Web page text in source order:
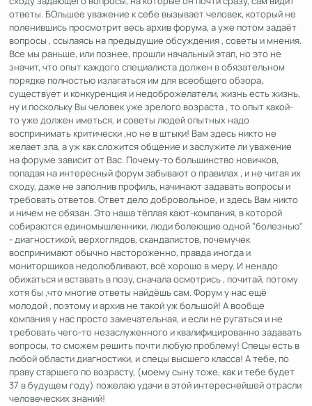
ответы. БОльшее уважение к себе вызывает человек, который не
поленившись просмотрит весь архив форума, а уже потом задаёт
вопросы , ссылаясь на предыдущие обсуждения , советы и мнения.
Все мы раньше, или познее, прошли начальный этап, но это не
значит, что опыт каждого специалиста должен в обязательном
порядке полностью излагаться им для всеобщего обзора,
существует и конкуренция и недоброжелатели, жизнь есть жизнь,
ну и поскольку Вы человек уже зрелого возраста , то опыт какой-
то уже должен иметься, и советы людей опытных надо
воспринимать критически ,но не в штыки! Вам здесь никто не
желает зла, а уж как сложится общение и заслужите ли уважение
на форуме зависит от Вас. Почему-то большинство новичков,
попадая на интересный форум забывают о правилах , и не читая их
сходу, даже не заполнив профиль, начинают задавать вопросы и
требовать ответов. Ответ дело добровольное, и здесь Вам никто
и ничем не обязан. Это наша тёплая кают-компания, в которой
собираются единомышленники, люди болеющие одной "болезнью"
- диагностикой, верхоглядов, скандалистов, почемучек
воспринимают обычно настороженно, правда иногда и
мониторщиков недолюбливают, всё хорошо в меру. И ненадо
обижаться и вставать в позу, сначала осмотрись , почитай, потому
хотя бы ,что многие ответы найдёшь сам. Форум у нас ещё
молодой , поэтому и архив не такой уж большой! А вообще
компания у нас просто замечательная, и если не ругаться и не
требовать чего-то незаслуженного и квалифицированно задавать
вопросы, то сможем решить почти любую проблему! Спецы есть в
любой области диагностики, и спецы высшего класса! А тебе, по
праву старшего по возрасту, (моему сыну тоже, как и тебе будет
37 в будущем году) пожелаю удачи в этой интереснейшей отрасли
человеческих знаний!